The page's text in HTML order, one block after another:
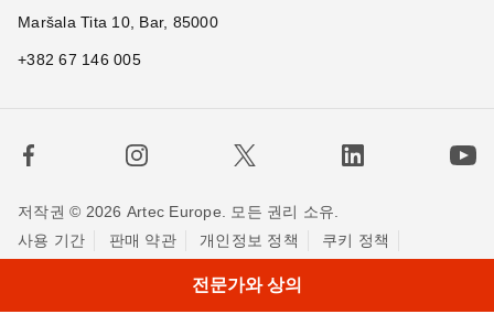
Maršala Tita 10, Bar, 85000
+382 67 146 005
저작권 © 2026 Artec Europe. 모든 권리 소유.
사용 기간
판매 약관 개인정보 정책
쿠키 정책
전문가와 상의